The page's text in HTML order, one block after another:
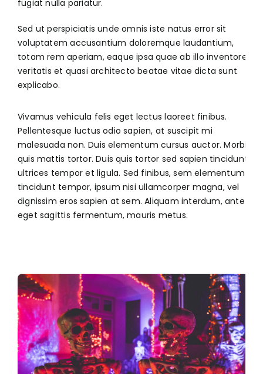
fugiat nulla pariatur.
Sed ut perspiciatis unde omnis iste natus error sit
voluptatem accusantium doloremque laudantium,
totam rem aperiam, eaque ipsa quae ab illo inventore
veritatis et quasi architecto beatae vitae dicta sunt
explicabo.
Vivamus vehicula felis eget lectus laoreet finibus.
Pellentesque luctus odio sapien, at suscipit mi
malesuada non. Duis elementum cursus auctor. Morbi
quis mattis tortor. Duis quis tortor sed sapien tincidunt
ultrices tempor et ligula. Sed finibus, sem elementum
tincidunt tempor, ipsum nisi ullamcorper magna, vel
dignissim eros sapien at sem. Aliquam interdum, ante
eget sagittis fermentum, mauris metus.